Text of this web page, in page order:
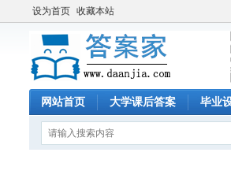
设为首页 收藏本站
网站首页 大学课后答案 毕业